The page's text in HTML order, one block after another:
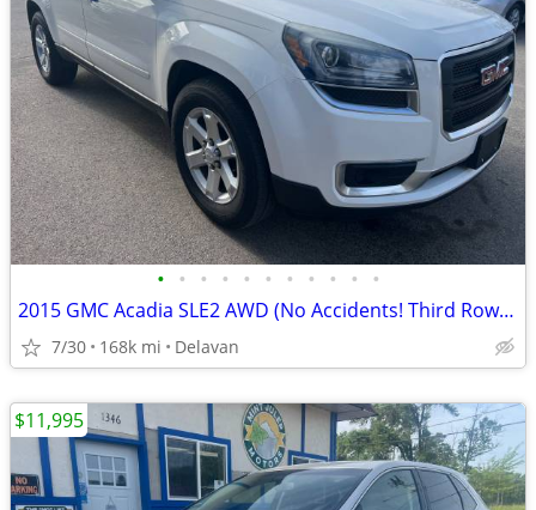
• • • • • • • • • • •
2015 GMC Acadia SLE2 AWD (No Accidents! Third Row! Needs Nothing!)
7/30 168k mi Delavan
$11,995